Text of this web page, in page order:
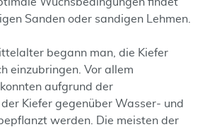
Sanden oder sandigen Lehmen.
begann man, die Kiefer
einzubringen. Vor allem
aufgrund der
Kiefer gegenüber Wasser- und
werden. Die meisten der